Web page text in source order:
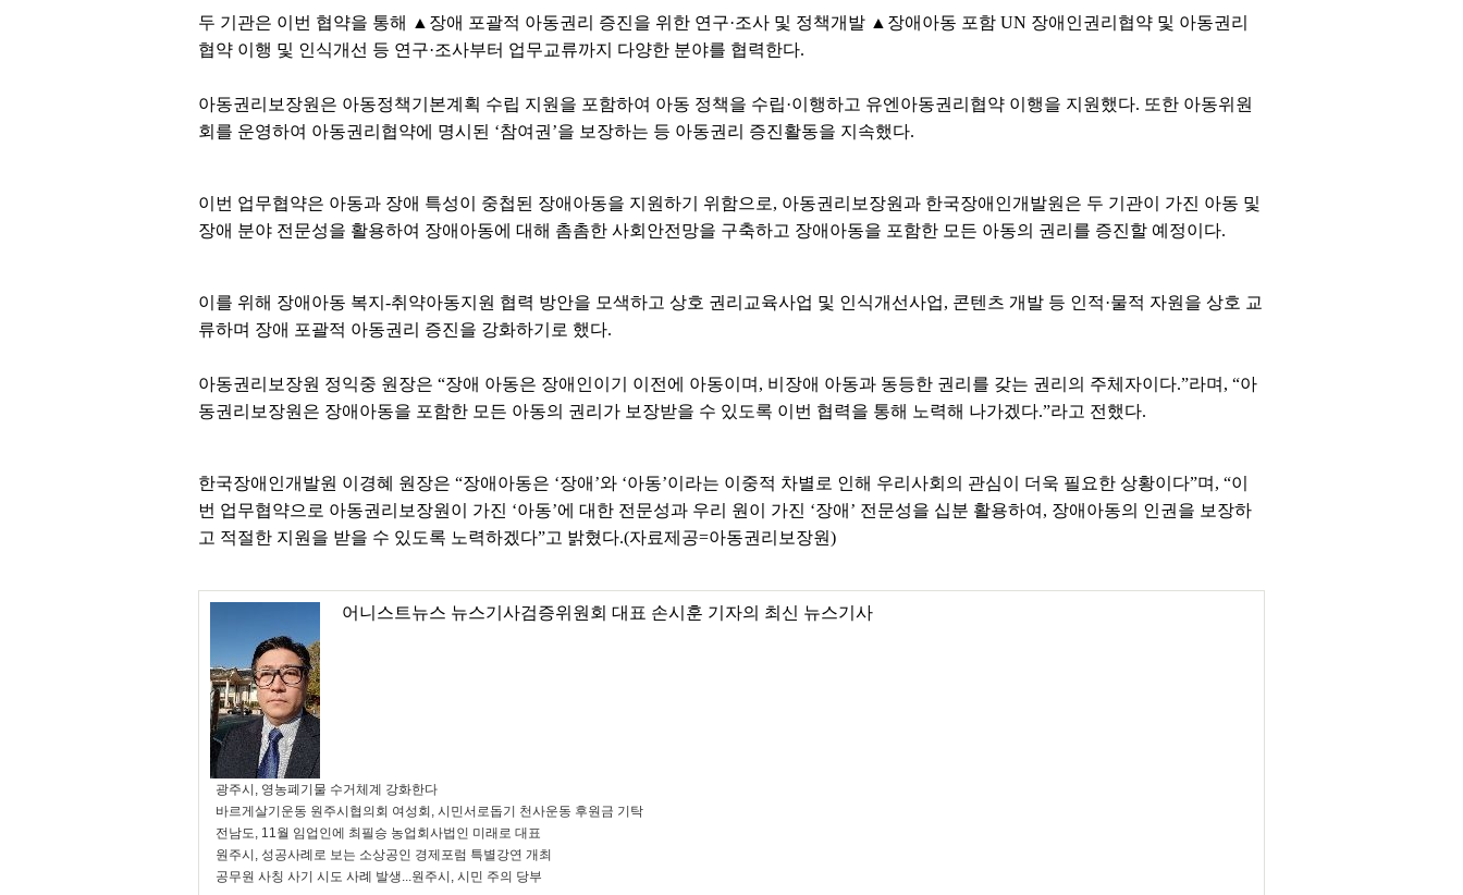
두 기관은 이번 협약을 통해 ▲장애 포괄적 아동권리 증진을 위한 연구·조사 및 정책개발 ▲장애아동 포함 UN 장애인권리협약 및 아동권리
협약 이행 및 인식개선 등 연구·조사부터 업무교류까지 다양한 분야를 협력한다.
아동권리보장원은 아동정책기본계획 수립 지원을 포함하여 아동 정책을 수립·이행하고 유엔아동권리협약 이행을 지원했다. 또한 아동위원
회를 운영하여 아동권리협약에 명시된 ‘참여권’을 보장하는 등 아동권리 증진활동을 지속했다.
이번 업무협약은 아동과 장애 특성이 중첩된 장애아동을 지원하기 위함으로, 아동권리보장원과 한국장애인개발원은 두 기관이 가진 아동 및
장애 분야 전문성을 활용하여 장애아동에 대해 촘촘한 사회안전망을 구축하고 장애아동을 포함한 모든 아동의 권리를 증진할 예정이다.
이를 위해 장애아동 복지-취약아동지원 협력 방안을 모색하고 상호 권리교육사업 및 인식개선사업, 콘텐츠 개발 등 인적·물적 자원을 상호 교
류하며 장애 포괄적 아동권리 증진을 강화하기로 했다.
아동권리보장원 정익중 원장은 “장애 아동은 장애인이기 이전에 아동이며, 비장애 아동과 동등한 권리를 갖는 권리의 주체자이다.”라며, “아
동권리보장원은 장애아동을 포함한 모든 아동의 권리가 보장받을 수 있도록 이번 협력을 통해 노력해 나가겠다.”라고 전했다.
한국장애인개발원 이경혜 원장은 “장애아동은 ‘장애’와 ‘아동’이라는 이중적 차별로 인해 우리사회의 관심이 더욱 필요한 상황이다”며, “이
번 업무협약으로 아동권리보장원이 가진 ‘아동’에 대한 전문성과 우리 원이 가진 ‘장애’ 전문성을 십분 활용하여, 장애아동의 인권을 보장하
고 적절한 지원을 받을 수 있도록 노력하겠다”고 밝혔다.(자료제공=아동권리보장원)
어니스트뉴스 뉴스기사검증위원회 대표 손시훈 기자의 최신 뉴스기사
광주시, 영농폐기물 수거체계 강화한다
바르게살기운동 원주시협의회 여성회, 시민서로돕기 천사운동 후원금 기탁
전남도, 11월 임업인에 최필승 농업회사법인 미래로 대표
원주시, 성공사례로 보는 소상공인 경제포럼 특별강연 개최
공무원 사칭 사기 시도 사례 발생...원주시, 시민 주의 당부